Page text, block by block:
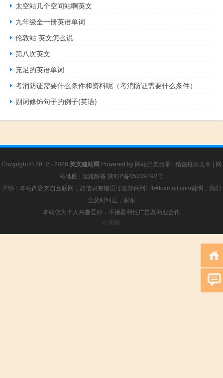
太空站几个空间站啊英文
九年级全一册英语单词
伦敦站 英文怎么说
第八次英文
充足的英语单词
考消防证需要什么条件和资料呢（考消防证需要什么条件）
副词修饰句子的例子(英语)
Copyright © 2012 - 2026 英文建站网 Powered by 网站分类目录 | 精选推荐文章 | 网
站地图 | 疑难解答 陕ICP备05039492号
声明：本站内容来自互联网，如信息有错误可发邮件到f_fb#foxmail.com说明，我们
会及时纠正，谢谢
本站仅为个人兴趣爱好，不接盈利性广告及商业合作
小男孩